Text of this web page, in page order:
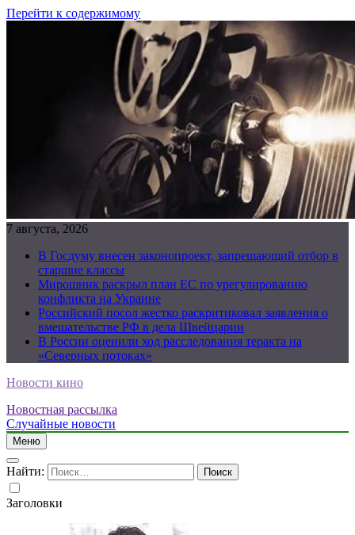
Перейти к содержимому
7 августа, 2026
В Госдуму внесен законопроект, запрещающий отбор в
старшие классы
Мирошник раскрыл план ЕС по урегулированию
конфликта на Украине
Российский посол жестко раскритиковал заявления о
вмешательстве РФ в дела Швейцарии
В России оценили ход расследования теракта на
«Северных потоках»
Новости кино
Новостная рассылка
Случайные новости
Меню
Найти:
Заголовки